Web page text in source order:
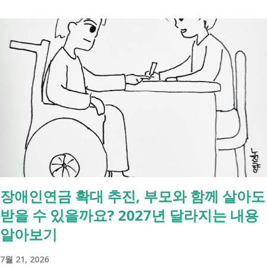
장애인연금 확대 추진, 부모와 함께 살아도
받을 수 있을까요? 2027년 달라지는 내용
알아보기
7월 21, 2026